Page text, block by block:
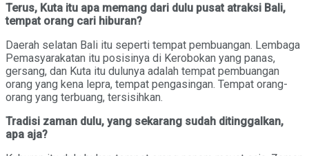
Terus, Kuta itu apa memang dari dulu pusat atraksi Bali,
tempat orang cari hiburan?
Daerah selatan Bali itu seperti tempat pembuangan. Lembaga
Pemasyarakatan itu posisinya di Kerobokan yang panas,
gersang, dan Kuta itu dulunya adalah tempat pembuangan
orang yang kena lepra, tempat pengasingan. Tempat orang-
orang yang terbuang, tersisihkan.
Tradisi zaman dulu, yang sekarang sudah ditinggalkan,
apa aja?